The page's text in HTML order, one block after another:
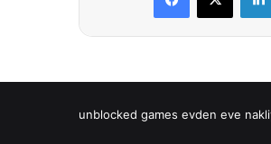
unblocked games evden eve